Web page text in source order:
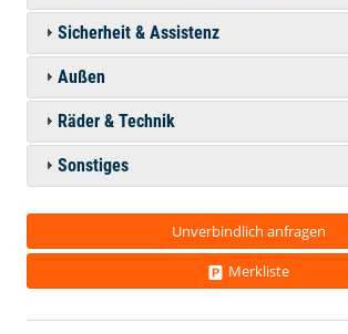
Sicherheit & Assistenz
Außen
Räder & Technik
Sonstiges
Unverbindlich anfragen
Merkliste